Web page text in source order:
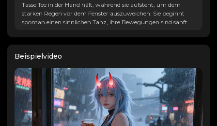
Tasse Tee in der Hand hält, während sie aufsteht, um dem
starken Regen vor dem Fenster auszuweichen. Sie beginnt
spontan einen sinnlichen Tanz, ihre Bewegungen sind sanft
Ultra-HD-Details und filmischer Farbkorrektur.
Beispielvideo